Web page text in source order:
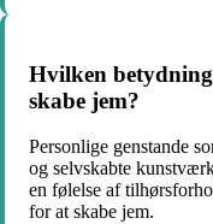
Hvilken
skabe jem?
Personlige genstande
og selvskabte
en følelse af
for at skabe jem.